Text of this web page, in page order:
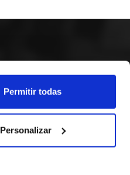
Permitir todas
Personalizar